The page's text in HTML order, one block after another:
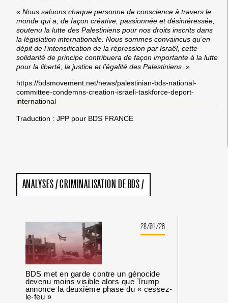
« Nous saluons chaque personne de conscience à travers le
monde qui a, de façon créative, passionnée et désintéressée,
soutenu la lutte des Palestiniens pour nos droits inscrits dans
la législation internationale. Nous sommes convaincus qu’en
dépit de l’intensification de la répression par Israël, cette
solidarité de principe contribuera de façon importante à la lutte
pour la liberté, la justice et l’égalité des Palestiniens. »
https://bdsmovement.net/news/palestinian-bds-national-
committee-condemns-creation-israeli-taskforce-deport-
international
Traduction : JPP pour BDS FRANCE
ANALYSES/CRIMINALISATION DE BDS/
28/01/26
BDS met en garde contre un génocide
devenu moins visible alors que Trump
annonce la deuxième phase du « cessez-
le-feu »